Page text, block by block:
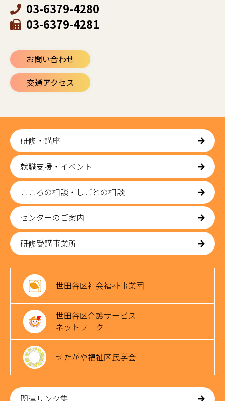
03-6379-4280
03-6379-4281
お問い合わせ
交通アクセス
研修・講座
就職支援・イベント
こころの相談・しごとの相談
センターのご案内
研修受講事業所
世田谷区社会福祉事業団
世田谷区介護サービス
ネットワーク
せたがや福祉区民学会